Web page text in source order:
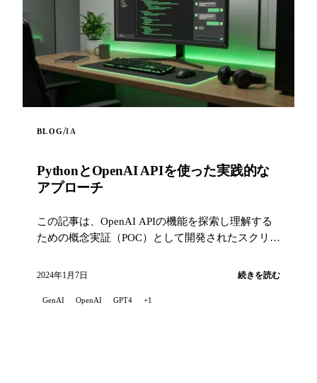
BLOG/IA
PythonとOpenAI APIを使った実践的な
アプローチ
この記事は、OpenAI APIの機能を探索し理解する
ための概念実証（POC）として開発されたスクリプ
2024年1月7日 続きを読む
GenAI OpenAI GPT4 +1